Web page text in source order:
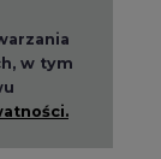
w tym